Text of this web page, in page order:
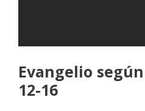
Evangelio según
12-16